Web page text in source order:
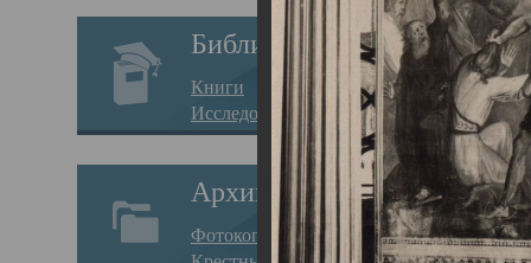
Библиотека
Книги
Исследования
Архив
Фотокопии дел